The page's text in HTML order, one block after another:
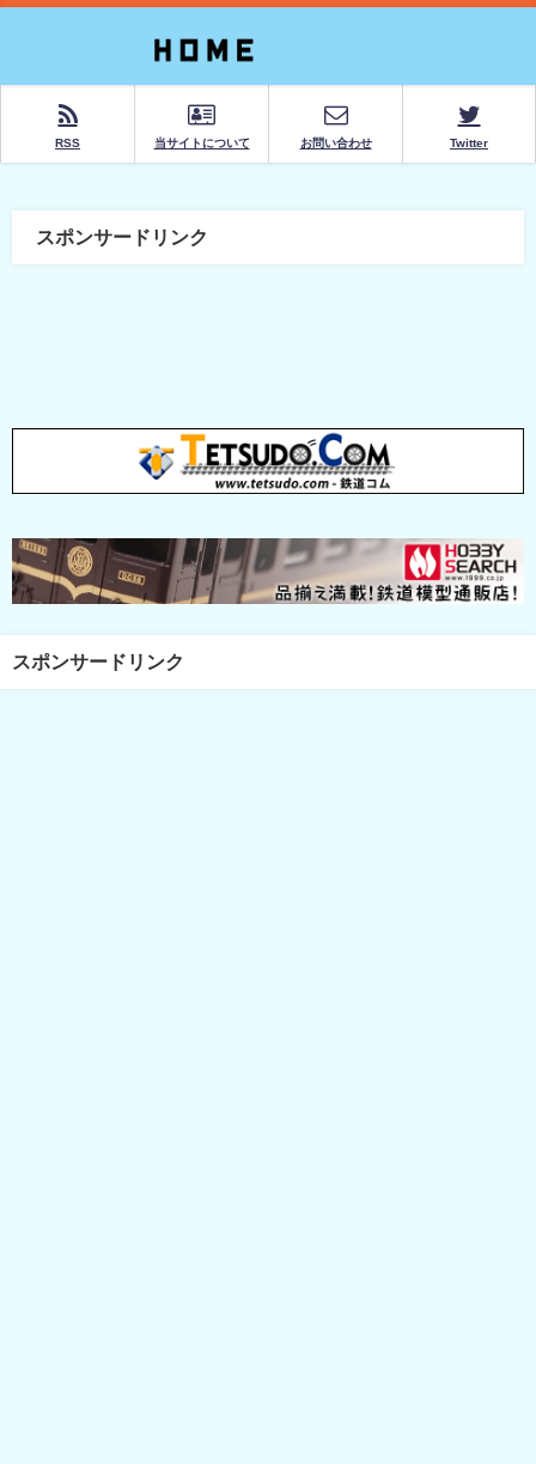
RSS 当サイトについて お問い合わせ Twitter
スポンサードリンク
スポンサードリンク